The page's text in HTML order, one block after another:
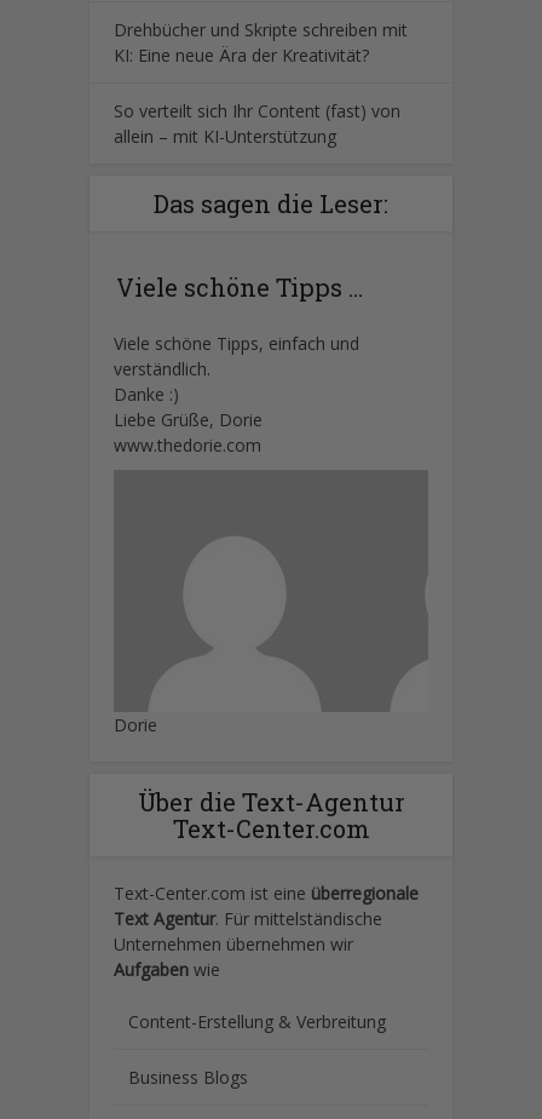
Drehbücher und Skripte schreiben mit
KI: Eine neue Ära der Kreativität?
So verteilt sich Ihr Content (fast) von
allein – mit KI-Unterstützung
Das sagen die Leser:
Viele schöne Tipps ...
Viele schöne Tipps, einfach und
verständlich.
Danke :)
Liebe Grüße, Dorie
www.thedorie.com
Dorie
Über die Text-Agentur
Text-Center.com
Text-Center.com ist eine überregionale
Text Agentur. Für mittelständische
Unternehmen übernehmen wir
Aufgaben wie
Content-Erstellung & Verbreitung
Business Blogs